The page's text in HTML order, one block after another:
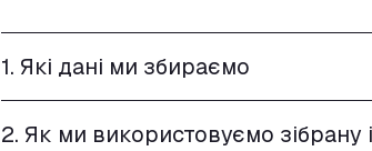
1. Які дані ми збираємо
2. Як ми використовуємо зібрану